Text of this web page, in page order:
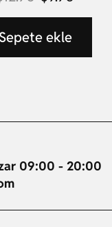
Sepete ekle
09:00 - 20:00